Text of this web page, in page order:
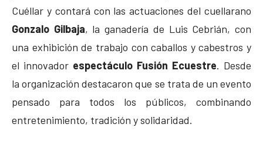
Cuéllar y contará con las actuaciones del cuellarano
Gonzalo Gilbaja, la ganadería de Luis Cebrián, con
una exhibición de trabajo con caballos y cabestros y
el innovador espectáculo Fusión Ecuestre. Desde
la organización destacaron que se trata de un evento
pensado para todos los públicos, combinando
entretenimiento, tradición y solidaridad.